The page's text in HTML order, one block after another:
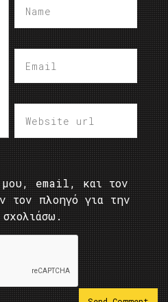
μου, email, και τον
τον πλοηγό για την